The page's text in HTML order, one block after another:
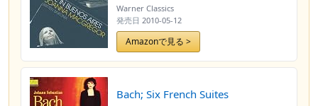
Warner Classics
発売日 2010-05-12
Amazonで見る >
Bach; Six French Suites